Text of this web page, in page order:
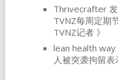
Thrivecrafter
TVNZ每周定期
TVNZ记者 》
lean health way
人被突袭拘留